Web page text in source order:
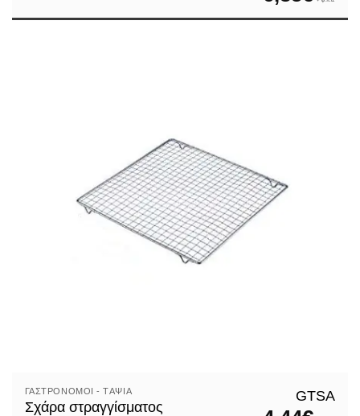
ανταλλακτικά γυαλιά φωτιστικών
Οργάνωση σπιτιού
Ταπέτα-ποδόμακτρα-χαλάκια
ΓΑΣΤΡΟΝΌΜΟΙ - TΑΨΙΆ
Σχάρα στραγγίσματος
GTSA